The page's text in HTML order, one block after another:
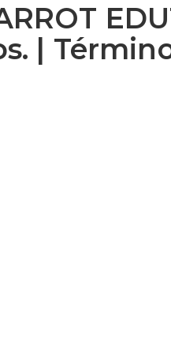
|